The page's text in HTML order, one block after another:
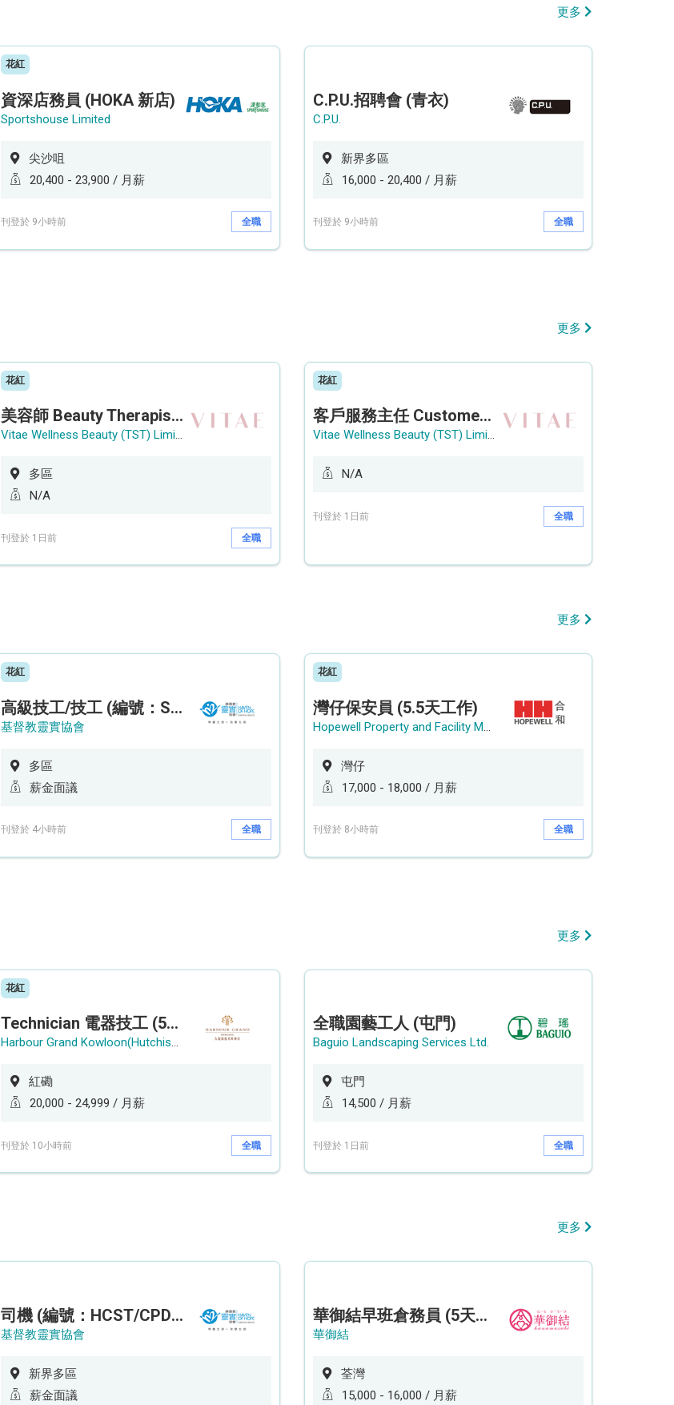
更多
花紅
資深店務員 (HOKA 新店)
Sportshouse Limited
尖沙咀
20,400 - 23,900 / 月薪
刊登於 9小時前 全職
C.P.U.招聘會 (青衣)
C.P.U.
新界多區
16,000 - 20,400 / 月薪
刊登於 9小時前 全職
更多
花紅
美容師 Beauty Therapist (銅鑼灣 / 尖沙咀)
Vitae Wellness Beauty (TST) Limited
多區
N/A
刊登於 1日前 全職
花紅
客戶服務主任 Customer Service Officer (銅鑼灣)
Vitae Wellness Beauty (TST) Limited
N/A
刊登於 1日前 全職
更多
花紅
高級技工/技工 (編號：SSO/FM/A/CTE)
基督教靈實協會
多區
薪金面議
刊登於 4小時前 全職
花紅
灣仔保安員 (5.5天工作)
Hopewell Property and Facility Management Ltd. 合和物業及設施管理有限公司
灣仔
17,000 - 18,000 / 月薪
刊登於 8小時前 全職
更多
花紅
Technician 電器技工 (5-Day Work Week)
Harbour Grand Kowloon(Hutchison Hotel Hong Kong Limited)
紅磡
20,000 - 24,999 / 月薪
刊登於 10小時前 全職
全職園藝工人 (屯門)
Baguio Landscaping Services Ltd.
屯門
14,500 / 月薪
刊登於 1日前 全職
更多
司機 (編號：HCST/CPD/CTE)
基督教靈實協會
新界多區
薪金面議
華御結早班倉務員 (5天工作週)
華御結
荃灣
15,000 - 16,000 / 月薪